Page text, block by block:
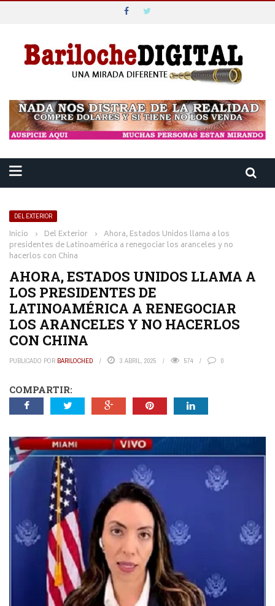
DEL EXTERIOR
Inicio › Del Exterior › Ahora, Estados Unidos llama a los
presidentes de Latinoamérica a renegociar los aranceles y no
hacerlos con China
AHORA, ESTADOS UNIDOS LLAMA A
LOS PRESIDENTES DE
LATINOAMÉRICA A RENEGOCIAR
LOS ARANCELES Y NO HACERLOS
CON CHINA
PUBLICADO POR BARILOCHED 3 ABRIL, 2025 574 0
COMPARTIR: